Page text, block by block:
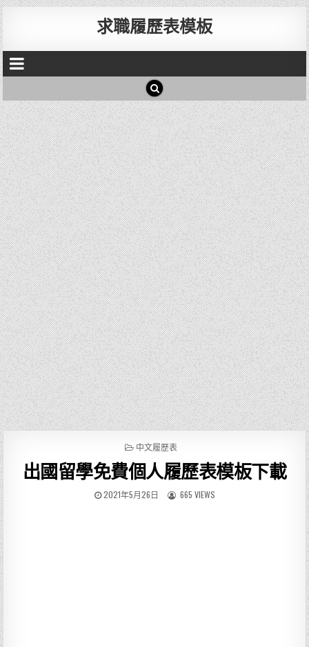
求職履歷表模板
P
S
T
E
中文履歷表
出國留學免費個人履歷表模板下載
2021年5月26日 665 VIEWS